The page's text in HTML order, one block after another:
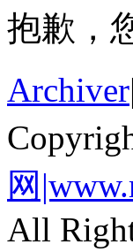
抱歉，
Archiver|
网
All